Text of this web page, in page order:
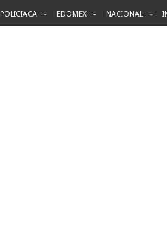
POLICIACA EDOMEX NACIONAL